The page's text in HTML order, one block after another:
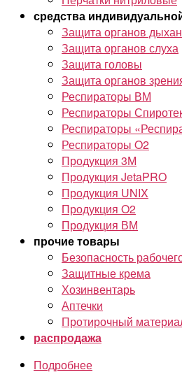
средства
Защита органов
Защита органов слуха
Защита головы
Защита органов
Респираторы ВМ
Респираторы
Респираторы
Респираторы O2
Продукция 3М
Продукция JetaPRO
Продукция UNIX
Продукция O2
Продукция ВМ
прочие товары
Безопасность
Защитные крема
Хозинвентарь
Аптечки
Протирочный
распродажа
Подробнее